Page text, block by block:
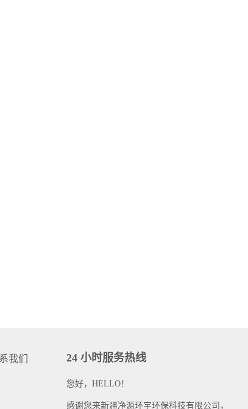
我们 24 小时服务热线
您好，HELLO！
感谢您来新疆净源环宇环保科技有限公司，